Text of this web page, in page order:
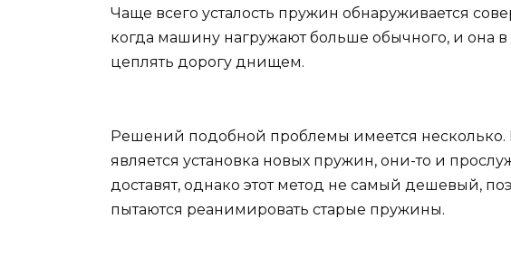
Чаще всего усталость пружин обнаруживается
когда машину нагружают больше обычного, и она
цеплять дорогу днищем.
Решений подобной проблемы имеется несколько.
является установка новых пружин, они-то и
доставят, однако этот метод не самый дешевый,
пытаются реанимировать старые пружины.